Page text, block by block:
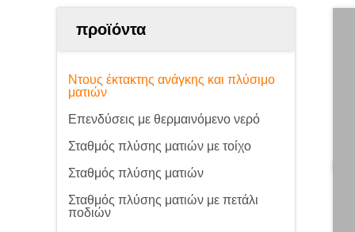
προϊόντα
Ντους έκτακτης ανάγκης και πλύσιμο
ματιών
Επενδύσεις με θερμαινόμενο νερό
Σταθμός πλύσης ματιών με τοίχο
Σταθμός πλύσης ματιών
Σταθμός πλύσης ματιών με πετάλι
ποδιών